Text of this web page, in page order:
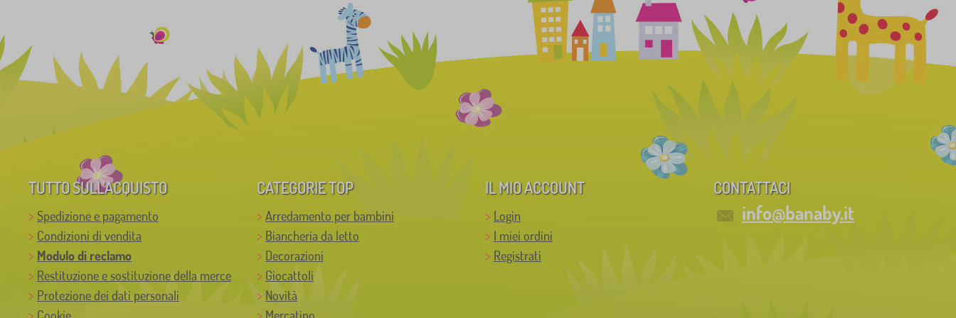
TUTTO SULL’ACQUISTO
Spedizione e pagamento
Condizioni di vendita
Modulo di reclamo
Restituzione e sostituzione della merce
Protezione dei dati personali
CATEGORIE TOP
Arredamento per bambini
Biancheria da letto
Decorazioni
Giocattoli
Novità
IL MIO ACCOUNT
Login
I miei ordini
Registrati
CONTATTACI
info@banaby.it